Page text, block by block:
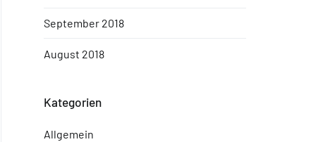
September 2018
August 2018
Kategorien
Allgemein